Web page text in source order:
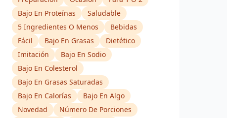
Bajo En Proteínas
Saludable
5 Ingredientes O Menos
Bebidas
Fácil
Bajo En Grasas
Dietético
Imitación
Bajo En Sodio
Bajo En Colesterol
Bajo En Grasas Saturadas
Bajo En Calorías
Bajo En Algo
Novedad
Número De Porciones